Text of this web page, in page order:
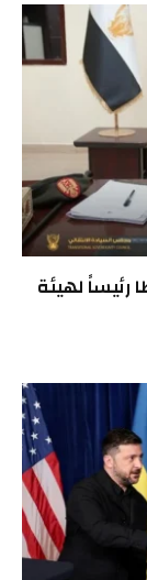
رئيساً لهيئة